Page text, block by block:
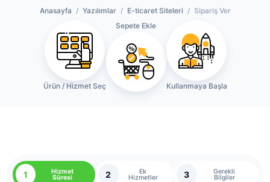
Anasayfa Yazılımlar E-ticaret Siteleri Sipariş Ver
Ürün / Hizmet Seç
Sepete Ekle
Kullanmaya Başla
1 Hizmet
Süresi 2 Ek
Hizmetler 3 Gerekli
Bilgiler